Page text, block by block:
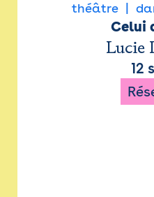
théâtre
Celui
Lucie
12